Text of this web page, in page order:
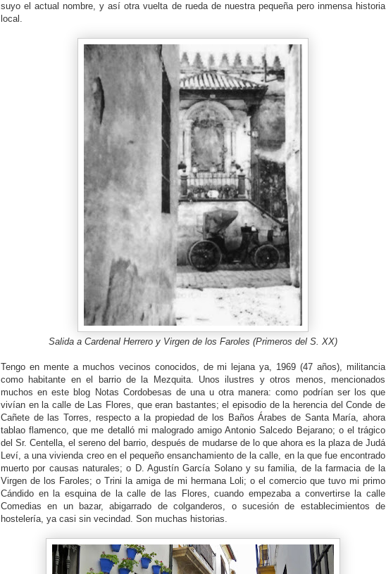
suyo el actual nombre, y así otra vuelta de rueda de nuestra pequeña pero inmensa historia
local.
Salida a Cardenal Herrero y Virgen de los Faroles (Primeros del S. XX)
Tengo en mente a muchos vecinos conocidos, de mi lejana ya, 1969 (47 años), militancia
como habitante en el barrio de la Mezquita. Unos ilustres y otros menos, mencionados
muchos en este blog Notas Cordobesas de una u otra manera: como podrían ser los que
vivían en la calle de Las Flores, que eran bastantes; el episodio de la herencia del Conde de
Cañete de las Torres, respecto a la propiedad de los Baños Árabes de Santa María, ahora
tablao flamenco, que me detalló mi malogrado amigo Antonio Salcedo Bejarano; o el trágico
del Sr. Centella, el sereno del barrio, después de mudarse de lo que ahora es la plaza de Judá
Leví, a una vivienda creo en el pequeño ensanchamiento de la calle, en la que fue encontrado
muerto por causas naturales; o D. Agustín García Solano y su familia, de la farmacia de la
Virgen de los Faroles; o Trini la amiga de mi hermana Loli; o el comercio que tuvo mi primo
Cándido en la esquina de la calle de las Flores, cuando empezaba a convertirse la calle
Comedias en un bazar, abigarrado de colganderos, o sucesión de establecimientos de
hostelería, ya casi sin vecindad. Son muchas historias.